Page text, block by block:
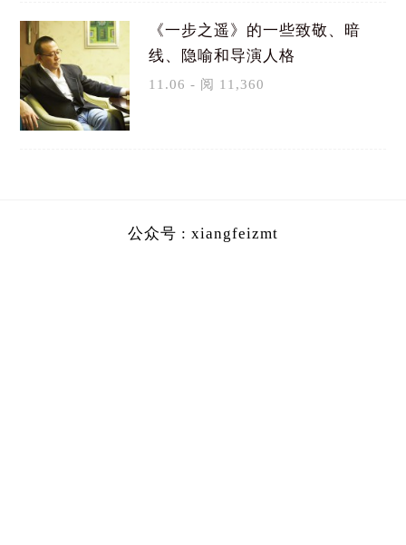
《一步之遥》的一些致敬、暗
线、隐喻和导演人格
11.06 - 阅 11,360
公众号 : xiangfeizmt